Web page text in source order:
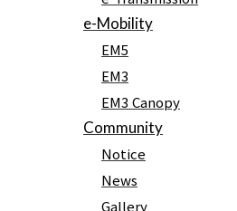
e-Mobility
EM5
EM3
EM3 Canopy
Community
Notice
News
Gallery
개인정보취급방침 오시는 길